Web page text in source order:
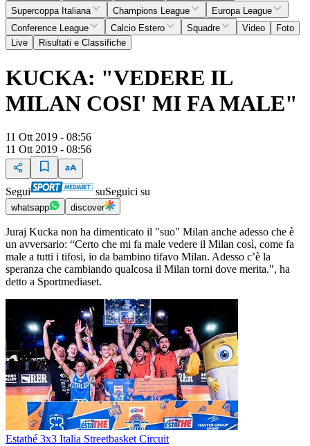
Supercoppa Italiana
Champions League
Europa League
Conference League
Calcio Estero Squadre Video
Foto
Live
Risultati e Classifiche
KUCKA: "VEDERE IL
MILAN COSI' MI FA MALE"
11 Ott 2019 - 08:56
11 Ott 2019 - 08:56
Segui suSeguici su
whatsapp discover
Juraj Kucka non ha dimenticato il "suo" Milan anche adesso che è
un avversario: “Certo che mi fa male vedere il Milan così, come fa
male a tutti i tifosi, io da bambino tifavo Milan. Adesso c’è la
speranza che cambiando qualcosa il Milan torni dove merita.", ha
detto a Sportmediaset.
Estathé 3x3 Italia Streetbasket Circuit